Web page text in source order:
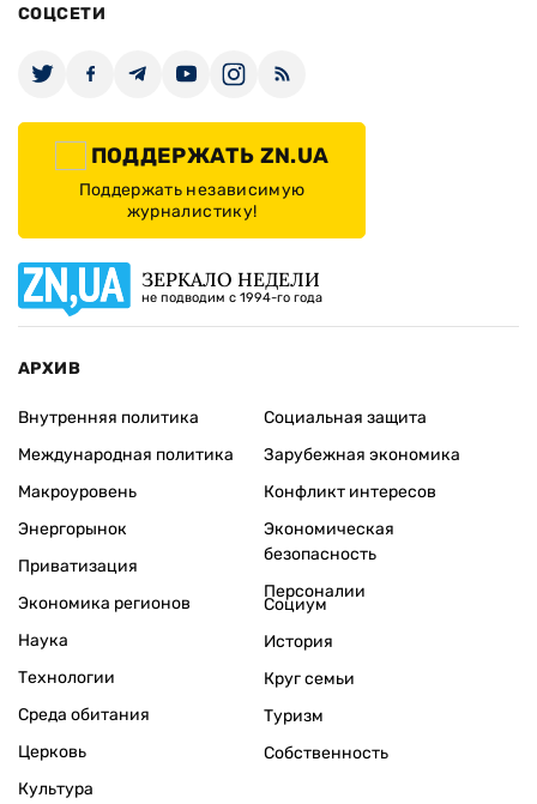
СОЦСЕТИ
ПОДДЕРЖАТЬ ZN.UA
Поддержать независимую
журналистику!
ЗЕРКАЛО НЕДЕЛИ
не подводим с 1994-го года
АРХИВ
Внутренняя политика
Международная политика
Макроуровень
Энергорынок
Приватизация
Экономика регионов
Социальная защита
Зарубежная экономика
Конфликт интересов
Экономическая
безопасность
Персоналии
Наука
Технологии
Среда обитания
Церковь
Культура
Социум
История
Круг семьи
Туризм
Собственность